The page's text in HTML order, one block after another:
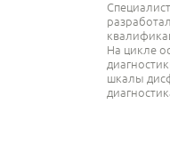
На цикле
шкалы